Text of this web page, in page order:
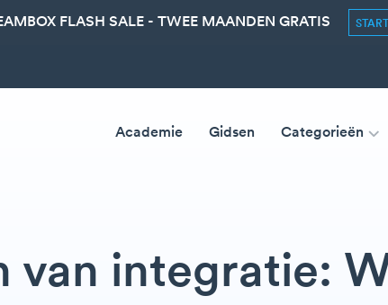
FLASH SALE - TWEE MAANDEN GRATIS
Academie Gidsen Categorieën
van integratie: